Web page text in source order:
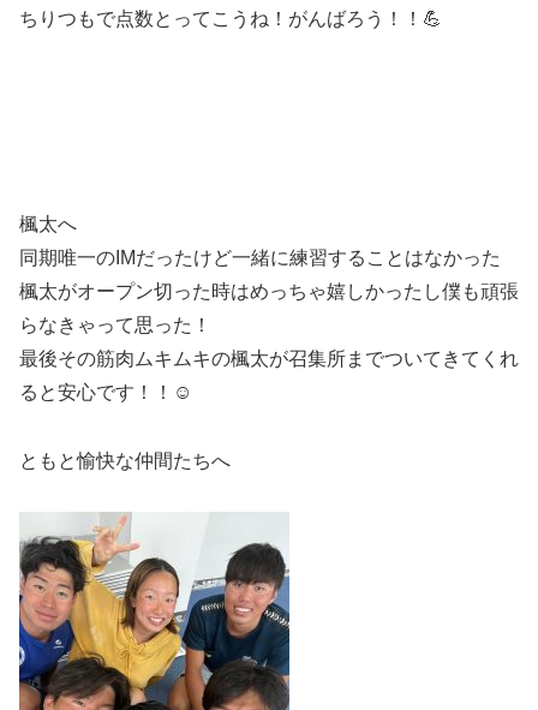
ちりつもで点数とってこうね！がんばろう！！💪
楓太へ
同期唯一のIMだったけど一緒に練習することはなかった
楓太がオープン切った時はめっちゃ嬉しかったし僕も頑張
らなきゃって思った！
最後その筋肉ムキムキの楓太が召集所までついてきてくれ
ると安心です！！☺️
ともと愉快な仲間たちへ